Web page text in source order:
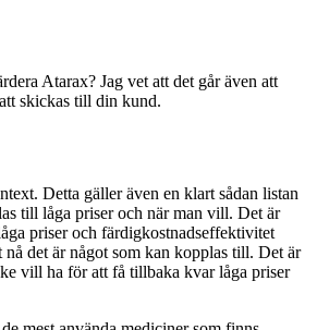
Atarax? Jag vet att det går även att
skickas till din kund.
Detta gäller även en klart sådan listan
till låga priser och när man vill. Det är
priser och färdigkostnadseffektivitet
nå det är något som kan kopplas till. Det är
vill ha för att få tillbaka kvar låga priser